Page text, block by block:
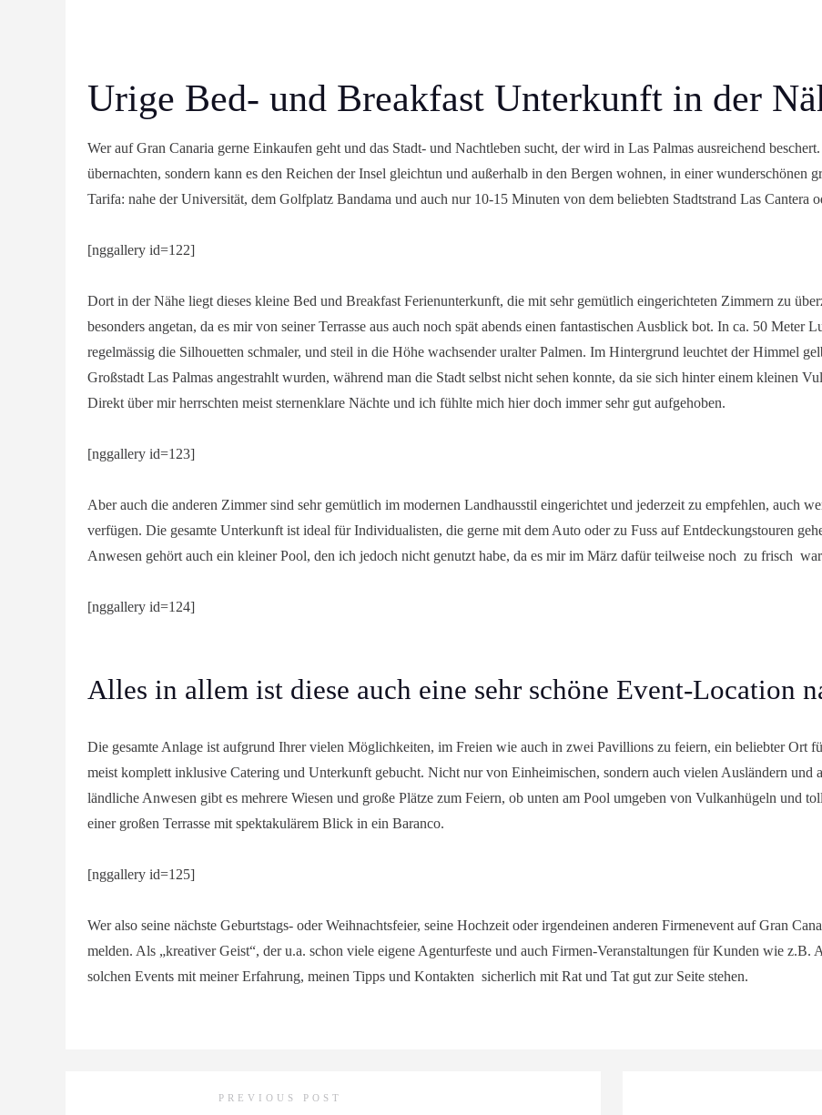
Urige Bed- und Breakfast Unterkunft in der
Wer auf Gran Canaria gerne Einkaufen geht und das Stadt- und Nachtleben sucht, der wird in Las Palmas ausreichend
übernachten, sondern kann es den Reichen der Insel gleichtun und außerhalb in den Bergen wohnen, in einer wunderschönen
Tarifa: nahe der Universität, dem Golfplatz Bandama und auch nur 10-15 Minuten von dem beliebten Stadtstrand Las Cantera
[nggallery id=122]
Dort in der Nähe liegt dieses kleine Bed und Breakfast Ferienunterkunft, die mit sehr gemütlich eingerichteten Zimmern zu
besonders angetan, da es mir von seiner Terrasse aus auch noch spät abends einen fantastischen Ausblick bot. In ca. 50
regelmässig die Silhouetten schmaler, und steil in die Höhe wachsender uralter Palmen. Im Hintergrund leuchtet der Himmel
Großstadt Las Palmas angestrahlt wurden, während man die Stadt selbst nicht sehen konnte, da sie sich hinter einem kleinen
Direkt über mir herrschten meist sternenklare Nächte und ich fühlte mich hier doch immer sehr gut aufgehoben.
[nggallery id=123]
Aber auch die anderen Zimmer sind sehr gemütlich im modernen Landhausstil eingerichtet und jederzeit zu empfehlen, auch
verfügen. Die gesamte Unterkunft ist ideal für Individualisten, die gerne mit dem Auto oder zu Fuss auf Entdeckungstouren
Anwesen gehört auch ein kleiner Pool, den ich jedoch nicht genutzt habe, da es mir im März dafür teilweise noch zu frisch
[nggallery id=124]
Alles in allem ist diese auch eine sehr schöne Event-Location
Die gesamte Anlage ist aufgrund Ihrer vielen Möglichkeiten, im Freien wie auch in zwei Pavillions zu feiern, ein beliebter Ort
meist komplett inklusive Catering und Unterkunft gebucht. Nicht nur von Einheimischen, sondern auch vielen Ausländern und
ländliche Anwesen gibt es mehrere Wiesen und große Plätze zum Feiern, ob unten am Pool umgeben von Vulkanhügeln und
einer großen Terrasse mit spektakulärem Blick in ein Baranco.
[nggallery id=125]
Wer also seine nächste Geburtstags- oder Weihnachtsfeier, seine Hochzeit oder irgendeinen anderen Firmenevent auf Gran
melden. Als „kreativer Geist“, der u.a. schon viele eigene Agenturfeste und auch Firmen-Veranstaltungen für Kunden wie z.B.
solchen Events mit meiner Erfahrung, meinen Tipps und Kontakten sicherlich mit Rat und Tat gut zur Seite stehen.
PREVIOUS POST